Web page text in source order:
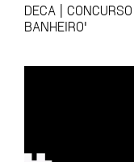
DECA |
BANHEIRO'